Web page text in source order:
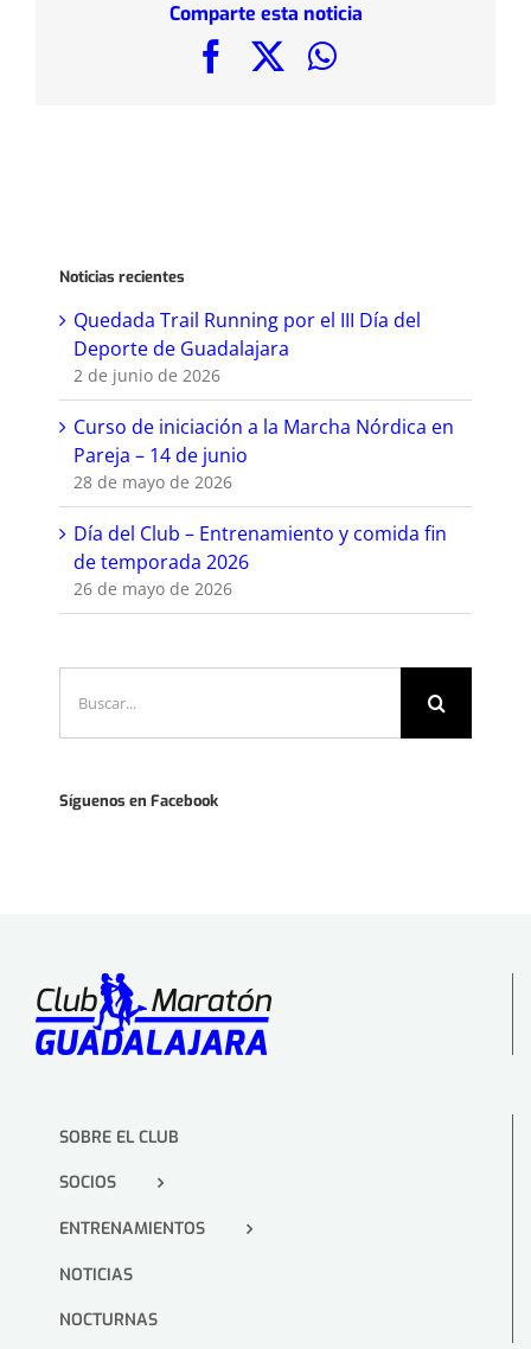
Comparte esta noticia
FacebookWhatsApp
Noticias recientes
Quedada Trail Running por el III Día del
Deporte de Guadalajara
2 de junio de 2026
Curso de iniciación a la Marcha Nórdica en
Pareja – 14 de junio
28 de mayo de 2026
Día del Club – Entrenamiento y comida fin
de temporada 2026
26 de mayo de 2026
Síguenos en Facebook
SOBRE EL CLUB
SOCIOS
ENTRENAMIENTOS
NOTICIAS
NOCTURNAS